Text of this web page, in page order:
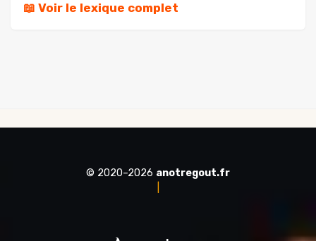
📖 Voir le lexique complet
© 2020–2026 anotregout.fr